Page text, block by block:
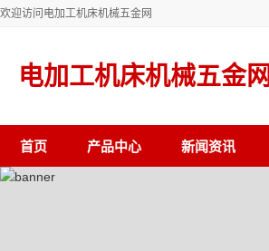
欢迎访问电加工机床机械五金网
电加工机床机械五金网
首页 产品中心 新闻资讯